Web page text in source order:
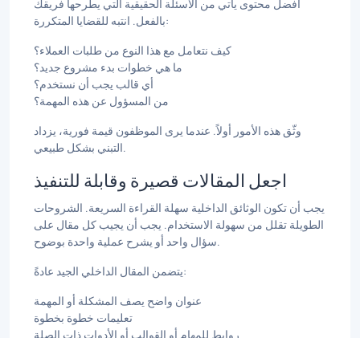
أفضل محتوى يأتي من الأسئلة الحقيقية التي يطرحها فريقك
بالفعل. انتبه للقضايا المتكررة:
كيف نتعامل مع هذا النوع من طلبات العملاء؟
ما هي خطوات بدء مشروع جديد؟
أي قالب يجب أن نستخدم؟
من المسؤول عن هذه المهمة؟
وثّق هذه الأمور أولاً. عندما يرى الموظفون قيمة فورية، يزداد
التبني بشكل طبيعي.
اجعل المقالات قصيرة وقابلة للتنفيذ
يجب أن تكون الوثائق الداخلية سهلة القراءة السريعة. الشروحات
الطويلة تقلل من سهولة الاستخدام. يجب أن يجيب كل مقال على
سؤال واحد أو يشرح عملية واحدة بوضوح.
يتضمن المقال الداخلي الجيد عادةً:
عنوان واضح يصف المشكلة أو المهمة
تعليمات خطوة بخطوة
روابط للمهام أو القوالب أو الأدوات ذات الصلة